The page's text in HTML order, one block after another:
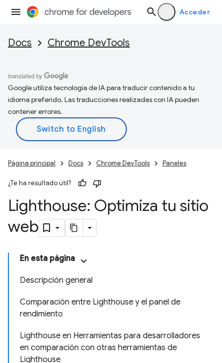
Acceder
Docs Chrome DevTools
Google utiliza tecnología de IA para traducir contenido a tu
idioma preferido. Las traducciones realizadas con IA pueden
contener errores.
Página principal Docs Chrome DevTools Paneles
¿Te ha resultado útil?
Lighthouse: Optimiza tu sitio
web
En esta página
Descripción general
Comparación entre Lighthouse y el panel de
rendimiento
Lighthouse en Herramientas para desarrolladores
en comparación con otras herramientas de
Lighthouse